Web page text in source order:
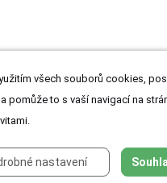
všech souborů cookies,
pomůže to s vaší navigací na
nastavení